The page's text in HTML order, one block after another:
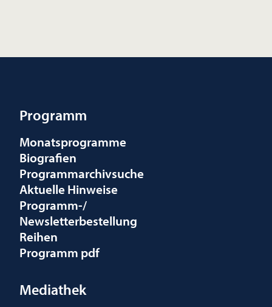
Programm
Monatsprogramme
Biografien
Programmarchivsuche
Aktuelle Hinweise
Programm-/
Newsletterbestellung
Reihen
Programm pdf
Mediathek